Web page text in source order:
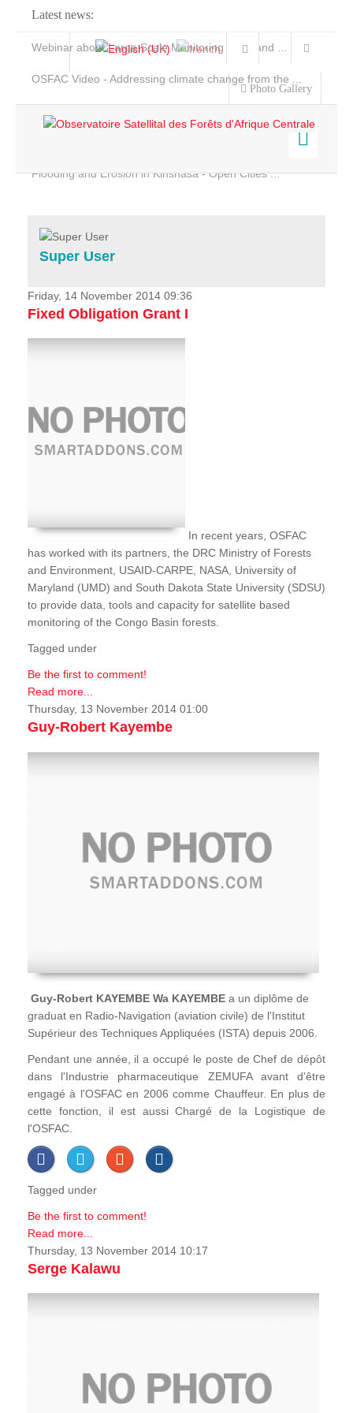
Latest news:
Webinar about Large Scale Monitoring and Land ...
OSFAC Video - Addressing climate change from the ...
Flooding and Erosion in Kinshasa - Open Cities ...
Photo Gallery
Home
Services
Projects
News & Stories
Super User
Friday, 14 November 2014 09:36
Fixed Obligation Grant I
In recent years, OSFAC
has worked with its partners, the DRC Ministry of Forests
and Environment, USAID-CARPE, NASA, University of
Maryland (UMD) and South Dakota State University (SDSU)
to provide data, tools and capacity for satellite based
monitoring of the Congo Basin forests.
Tagged under
Be the first to comment!
Read more...
Thursday, 13 November 2014 01:00
Guy-Robert Kayembe
Guy-Robert KAYEMBE Wa KAYEMBE a un diplôme de
graduat en Radio-Navigation (aviation civile) de l'Institut
Supérieur des Techniques Appliquées (ISTA) depuis 2006.
Pendant une année, il a occupé le poste de Chef de dépôt
dans l'Industrie pharmaceutique ZEMUFA avant d'être
engagé à l'OSFAC en 2006 comme Chauffeur. En plus de
cette fonction, il est aussi Chargé de la Logistique de
l'OSFAC.
Tagged under
Be the first to comment!
Read more...
Thursday, 13 November 2014 10:17
Serge Kalawu